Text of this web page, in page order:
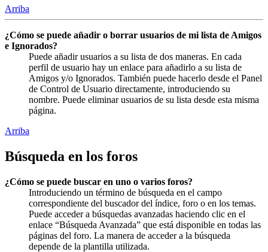
Arriba
¿Cómo se puede añadir o borrar usuarios de mi lista de Amigos
e Ignorados?
Puede añadir usuarios a su lista de dos maneras. En cada
perfil de usuario hay un enlace para añadirlo a su lista de
Amigos y/o Ignorados. También puede hacerlo desde el Panel
de Control de Usuario directamente, introduciendo su
nombre. Puede eliminar usuarios de su lista desde esta misma
página.
Arriba
Búsqueda en los foros
¿Cómo se puede buscar en uno o varios foros?
Introduciendo un término de búsqueda en el campo
correspondiente del buscador del índice, foro o en los temas.
Puede acceder a búsquedas avanzadas haciendo clic en el
enlace “Búsqueda Avanzada” que está disponible en todas las
páginas del foro. La manera de acceder a la búsqueda
depende de la plantilla utilizada.